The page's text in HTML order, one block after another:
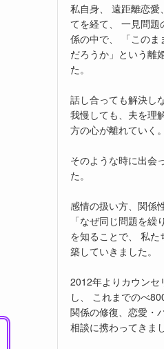
私自身、 遠距離恋
てを経て、 一見問
係の中で、 「この
だろうか」という離
た。
話し合っても解決しな
我慢しても、夫を理
方の心が離れていく。
そのような時に出会
た。
感情の扱い方、関係
「なぜ同じ問題を繰
を知ることで、 私
築していきました。
2012年よりカウンセ
し、 これまでのべ
関係の修復、恋愛・
相談に携わってきまし